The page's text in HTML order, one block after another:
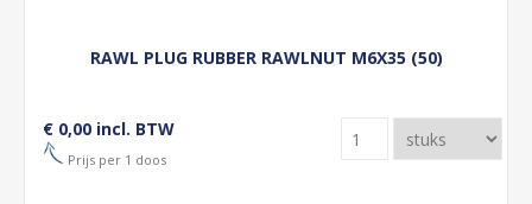
RAWL PLUG RUBBER RAWLNUT M6X35 (50)
€ 0,00 incl. BTW
Prijs per 1 doos